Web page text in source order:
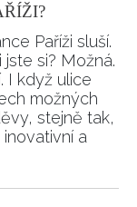
Paříži sluší.
si? Možná.
I když ulice
možných
stejně tak,
a